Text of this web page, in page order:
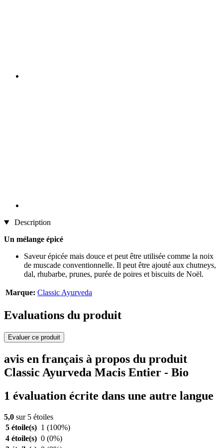
Description
Un mélange épicé
Saveur épicée mais douce et peut être utilisée comme la noix
de muscade conventionnelle. Il peut être ajouté aux chutneys,
dal, rhubarbe, prunes, purée de poires et biscuits de Noël.
Marque: Classic Ayurveda
Evaluations du produit
Evaluer ce produit
avis en français à propos du produit
Classic Ayurveda Macis Entier - Bio
1 évaluation écrite dans une autre langue
5,0 sur 5 étoiles
5 étoile(s) 1 (100%)
4 étoile(s) 0 (0%)